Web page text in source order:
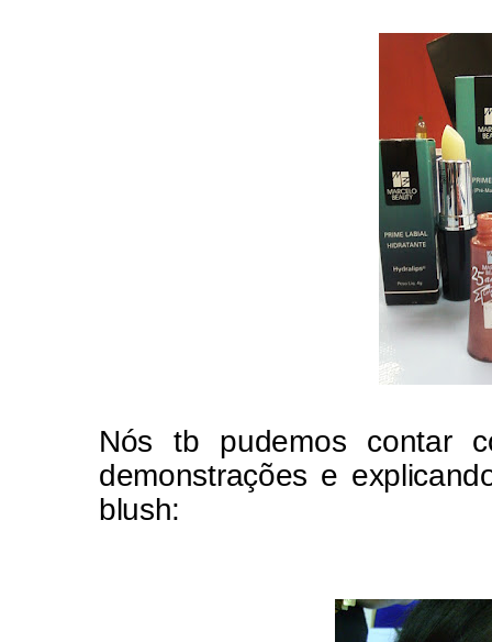
Nós tb pudemos contar
demonstrações e
blush: